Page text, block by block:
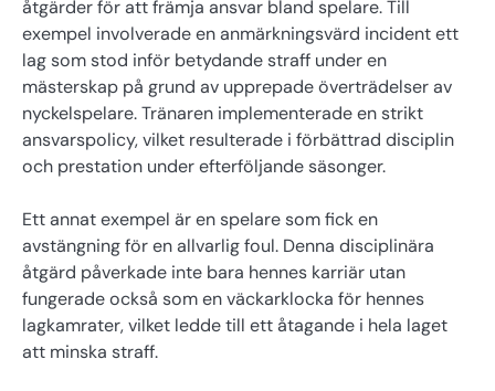
åtgärder för att främja ansvar bland spelare. Till
exempel involverade en anmärkningsvärd incident ett
lag som stod inför betydande straff under en
mästerskap på grund av upprepade överträdelser av
nyckelspelare. Tränaren implementerade en strikt
ansvarspolicy, vilket resulterade i förbättrad disciplin
och prestation under efterföljande säsonger.
Ett annat exempel är en spelare som fick en
avstängning för en allvarlig foul. Denna disciplinära
åtgärd påverkade inte bara hennes karriär utan
fungerade också som en väckarklocka för hennes
lagkamrater, vilket ledde till ett åtagande i hela laget
att minska straff.